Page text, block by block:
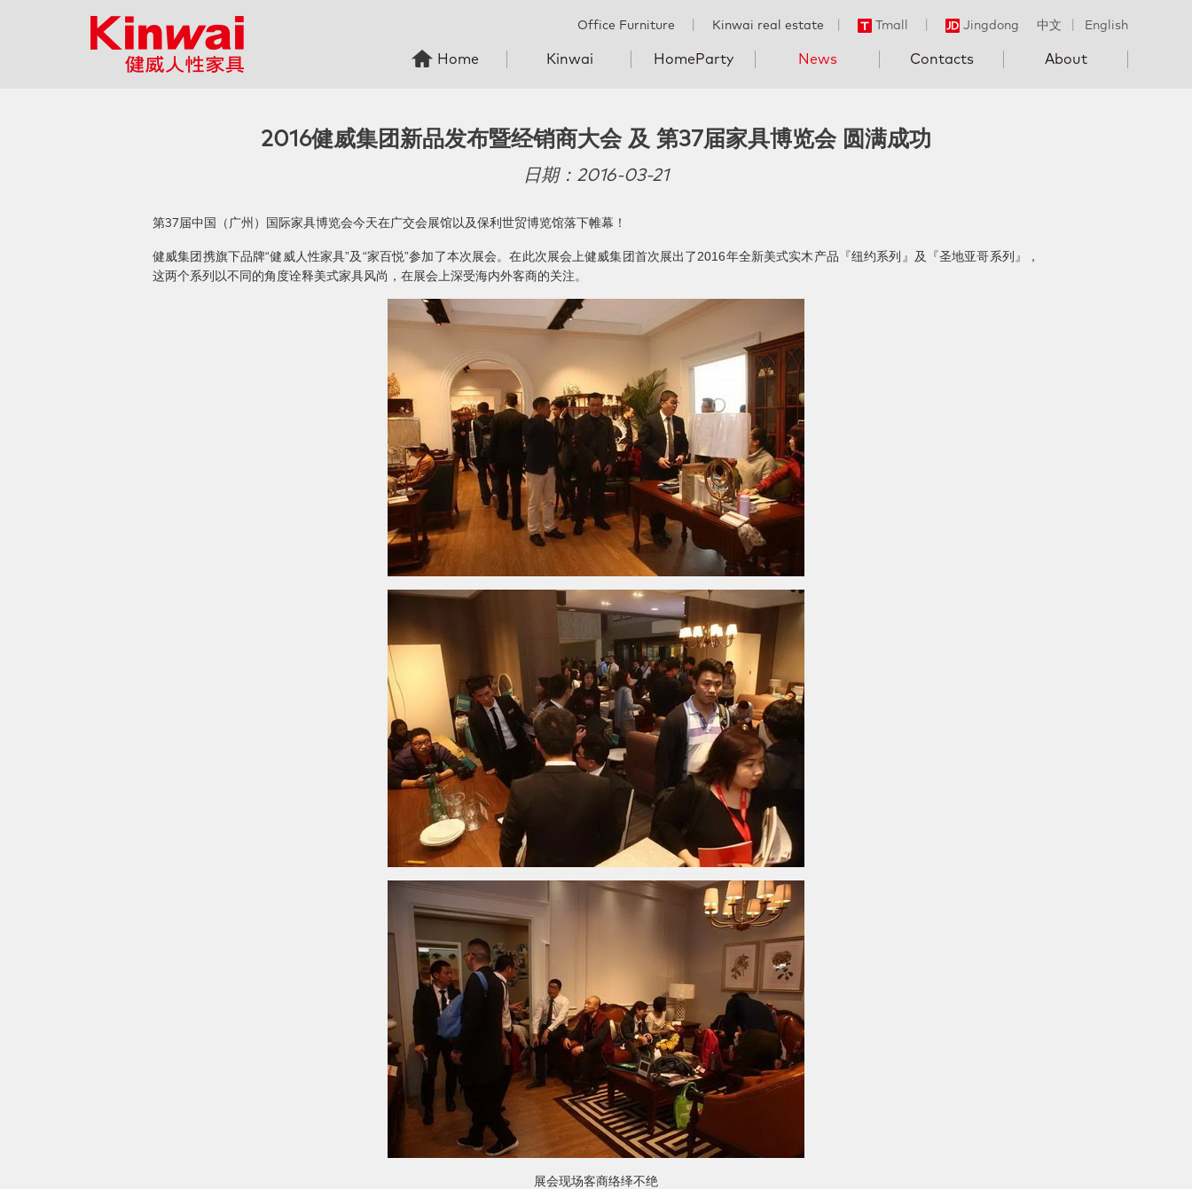
中文 English
Office Furniture Kinwai real estate Tmall Jingdong
Home Kinwai HomeParty News Contacts About
2016健威集团新品发布暨经销商大会 及 第37届家具博览会 圆满成功
日期：2016-03-21
第37届中国（广州）国际家具博览会今天在广交会展馆以及保利世贸博览馆落下帷幕！
健威集团携旗下品牌“健威人性家具”及“家百悦”参加了本次展会。在此次展会上健威集团首次展出了2016年全新美式实木产品『纽约系列』及『圣地亚哥系列』，
这两个系列以不同的角度诠释美式家具风尚，在展会上深受海内外客商的关注。
展会现场客商络绎不绝